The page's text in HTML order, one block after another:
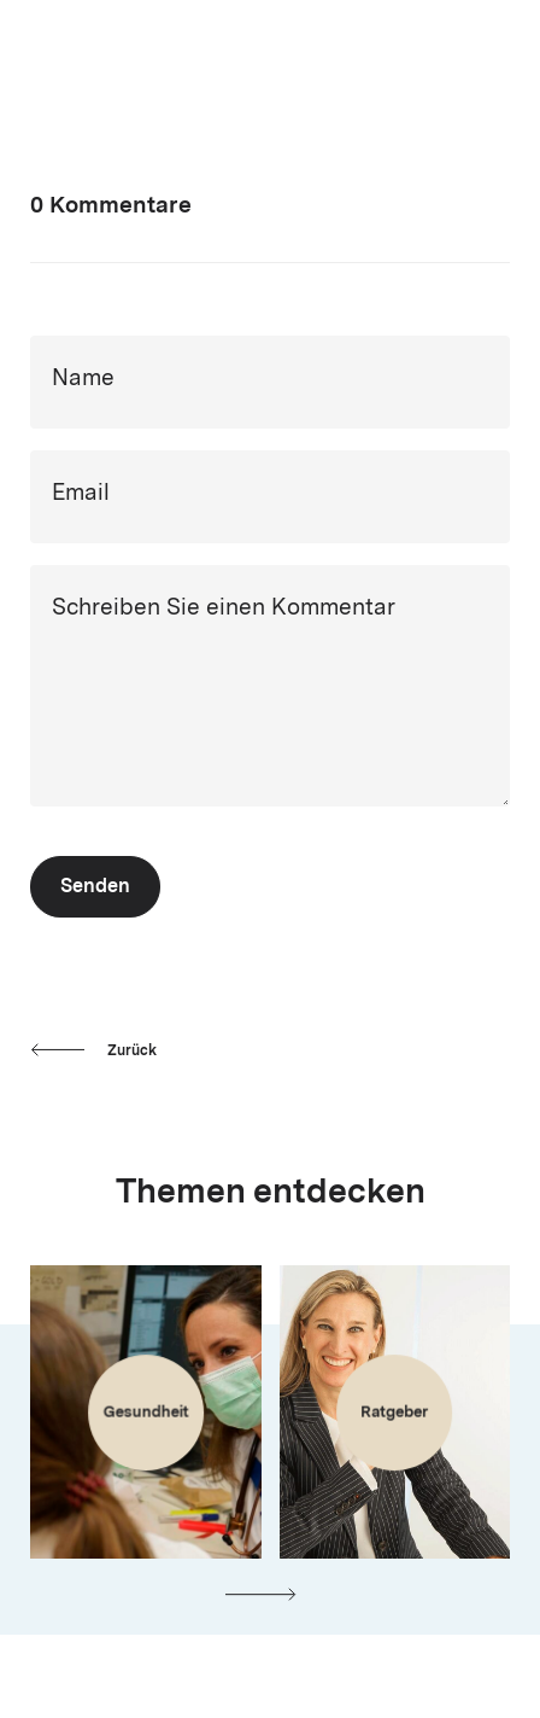
0 Kommentare
Name
Email
Schreiben Sie einen Kommentar
Senden
Zurück
Themen entdecken
Gesundheit Ratgeber